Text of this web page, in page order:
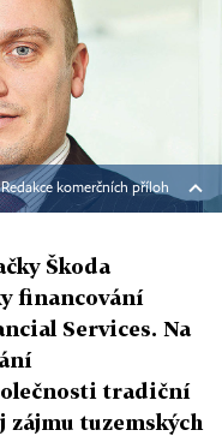
komerčních příloh
Škoda
financování
Services. Na
tradiční
zájmu tuzemských